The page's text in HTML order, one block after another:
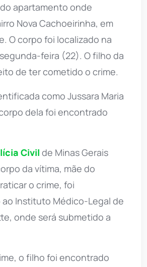
apartamento onde
Nova Cachoeirinha, em
O corpo foi localizado na
feira (22). O filho da
de ter cometido o crime.
como Jussara Maria
dela foi encontrado
Civil de Minas Gerais
da vítima, mãe do
o crime, foi
Instituto Médico-Legal de
onde será submetido a
o filho foi encontrado